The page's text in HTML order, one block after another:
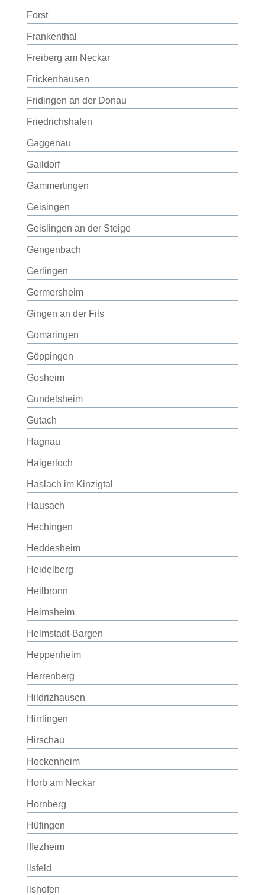
Forst
Frankenthal
Freiberg am Neckar
Frickenhausen
Fridingen an der Donau
Friedrichshafen
Gaggenau
Gaildorf
Gammertingen
Geisingen
Geislingen an der Steige
Gengenbach
Gerlingen
Germersheim
Gingen an der Fils
Gomaringen
Göppingen
Gosheim
Gundelsheim
Gutach
Hagnau
Haigerloch
Haslach im Kinzigtal
Hausach
Hechingen
Heddesheim
Heidelberg
Heilbronn
Heimsheim
Helmstadt-Bargen
Heppenheim
Herrenberg
Hildrizhausen
Hirrlingen
Hirschau
Hockenheim
Horb am Neckar
Hornberg
Hüfingen
Iffezheim
Ilsfeld
Ilshofen